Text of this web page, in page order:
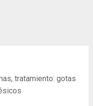
tratamiento: gotas